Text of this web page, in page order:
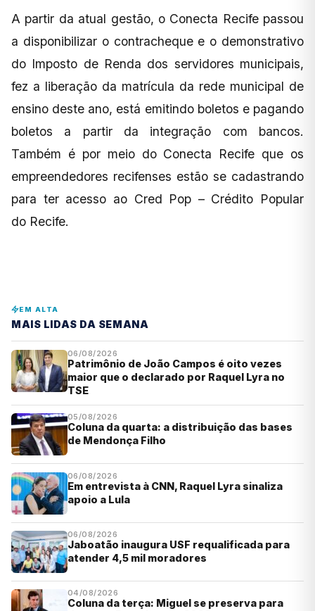
A partir da atual gestão, o Conecta Recife passou
a disponibilizar o contracheque e o demonstrativo
do Imposto de Renda dos servidores municipais,
fez a liberação da matrícula da rede municipal de
ensino deste ano, está emitindo boletos e pagando
boletos a partir da integração com bancos.
Também é por meio do Conecta Recife que os
empreendedores recifenses estão se cadastrando
para ter acesso ao Cred Pop – Crédito Popular
do Recife.
EM ALTA
MAIS LIDAS DA SEMANA
06/08/2026
Patrimônio de João Campos é oito vezes
maior que o declarado por Raquel Lyra no
TSE
05/08/2026
Coluna da quarta: a distribuição das bases
de Mendonça Filho
06/08/2026
Em entrevista à CNN, Raquel Lyra sinaliza
apoio a Lula
06/08/2026
Jaboatão inaugura USF requalificada para
atender 4,5 mil moradores
04/08/2026
Coluna da terça: Miguel se preserva para